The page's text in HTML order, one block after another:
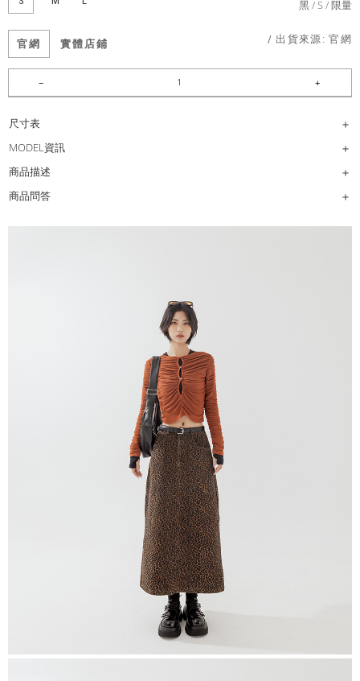
黑 S 限量
官網 實體店鋪 / 出貨來源:官網
尺寸表
MODEL資訊
商品描述
商品問答